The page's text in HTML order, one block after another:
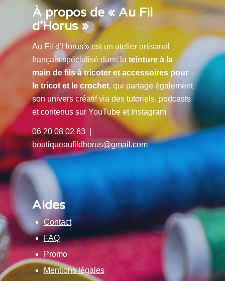
À propos de « Au Fil
d’Horus »
Au Fil d’Horus » est un atelier artisanal
français spécialisé dans la teinture à la
main de fils à tricoter et accessoires pour
le tricot et le crochet, qui partage également
son univers créatif via des tutoriels, podcasts
et contenus sur YouTube et Instagram
06 20 08 02 63 |
boutiqueaufildhorus@gmail.com
Aides
Contact
FAQ
Promo
Mentions légales